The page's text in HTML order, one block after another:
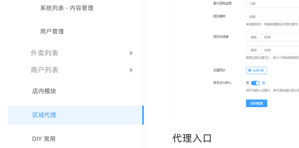
系统列表 - 内容管理
用户管理
外卖列表
商户列表
店内模块
区域代理
DIY 常用 代理入口